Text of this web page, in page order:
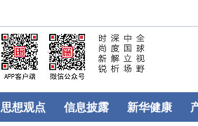
思想观点 信息披露 新华健康